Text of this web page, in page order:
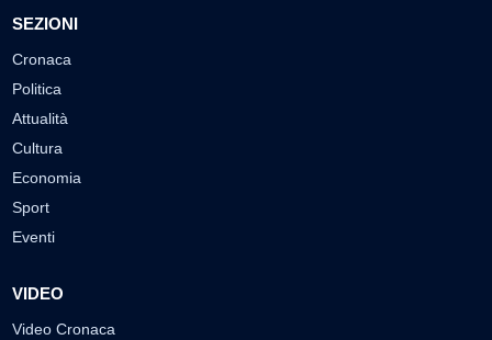
SEZIONI
Cronaca
Politica
Attualità
Cultura
Economia
Sport
Eventi
VIDEO
Video Cronaca